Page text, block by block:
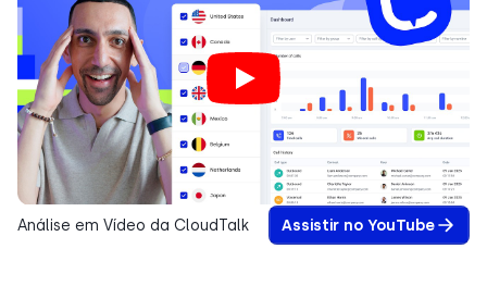
Análise em Vídeo da CloudTalk Assistir no YouTube